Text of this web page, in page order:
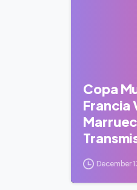
Copa
Francia
Ipad
December